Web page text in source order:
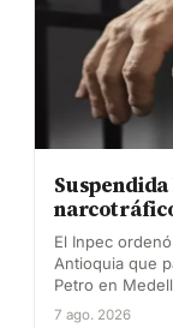
El Inpec
Antioquia que
Petro en
7 ago. 2026